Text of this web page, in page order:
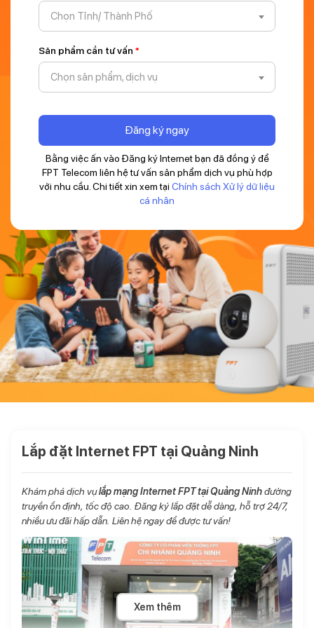
Chọn Tỉnh/ Thành Phố
Sản phẩm cần tư vấn *
Chọn sản phẩm, dịch vụ
Đăng ký ngay
Bằng việc ấn vào Đăng ký Internet bạn đã đồng ý để
FPT Telecom liên hệ tư vấn sản phẩm dịch vụ phù hợp
với nhu cầu. Chi tiết xin xem tại Chính sách Xử lý dữ liệu
cá nhân
Lắp đặt Internet FPT tại Quảng Ninh
Khám phá dịch vụlắp mạng Internet FPT tại Quảng Ninhđường
truyền ổn định, tốc độ cao. Đăng ký lắp đặt dễ dàng, hỗ trợ 24/7,
nhiều ưu đãi hấp dẫn. Liên hệ ngay để được tư vấn!
Xem thêm